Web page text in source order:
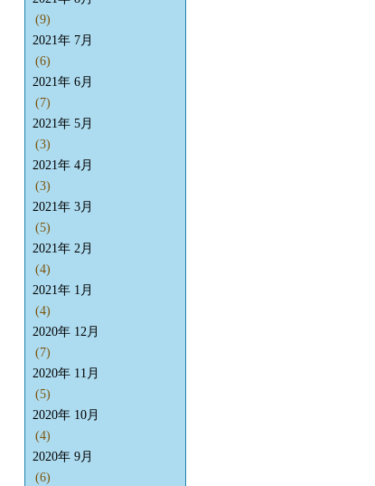
(9)
2021年 7月
(6)
2021年 6月
(7)
2021年 5月
(3)
2021年 4月
(3)
2021年 3月
(5)
2021年 2月
(4)
2021年 1月
(4)
2020年 12月
(7)
2020年 11月
(5)
2020年 10月
(4)
2020年 9月
(6)